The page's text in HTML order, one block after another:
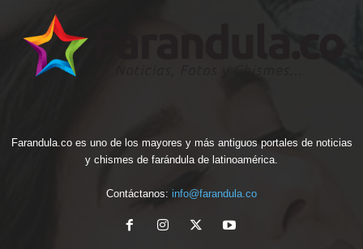
Farandula.co es uno de los mayores y más antiguos portales de noticias
y chismes de farándula de latinoamérica.
Contáctanos: info@farandula.co